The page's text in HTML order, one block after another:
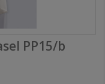
PP15/b